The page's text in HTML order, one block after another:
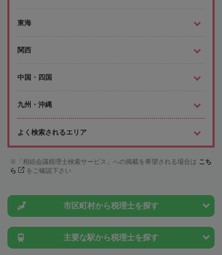
東海
関西
中国・四国
九州・沖縄
よく検索されるエリア
「相続会議税理士検索サービス」への掲載を希望される場合は こち
ら
をご確認下さい
市区町村から税理士を探す
主要な駅から税理士を探す